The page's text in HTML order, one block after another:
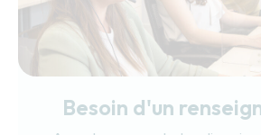
Besoin d'un